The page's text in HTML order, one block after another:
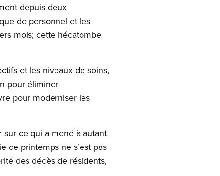
depuis deux
de personnel et les
mois; cette hécatombe
et les niveaux de soins,
pour éliminer
pour moderniser les
ce qui a mené à autant
ce printemps ne s’est pas
des décès de résidents,